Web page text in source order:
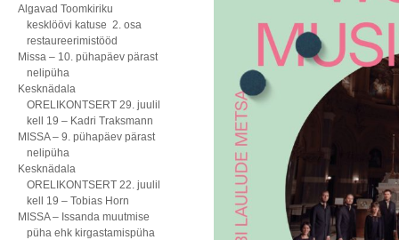
Algavad Toomkiriku
kesklöövi katuse 2. osa
restaureerimistööd
Missa – 10. pühapäev pärast
nelipüha
Kesknädala
ORELIKONTSERT 29. juulil
kell 19 – Kadri Traksmann
MISSA – 9. pühapäev pärast
nelipüha
Kesknädala
ORELIKONTSERT 22. juulil
kell 19 – Tobias Horn
MISSA – Issanda muutmise
püha ehk kirgastamispüha